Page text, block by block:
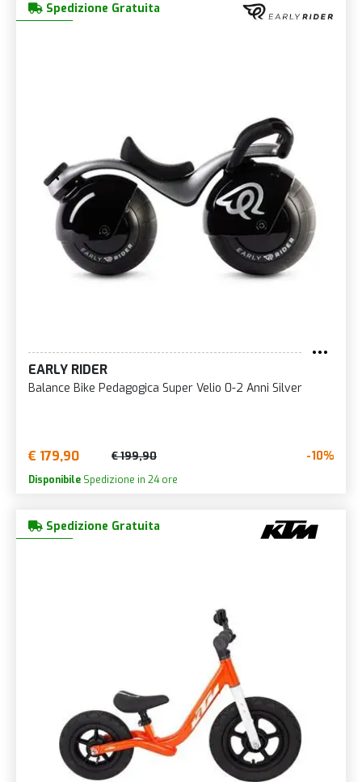
Spedizione Gratuita
EARLY RIDER
Balance Bike Pedagogica Super Velio 0-2 Anni Silver
€ 179,90 € 199,90 -10%
Disponibile Spedizione in 24 ore
Spedizione Gratuita